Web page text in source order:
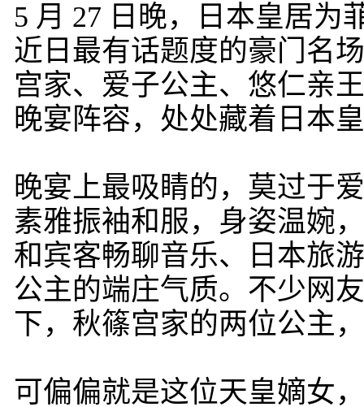
5 月 27 日晚，日本皇居为
近日最有话题度的豪门名
宫家、爱子公主、悠仁亲
晚宴阵容，处处藏着日本
晚宴上最吸睛的，莫过于
素雅振袖和服，身姿温婉
和宾客畅聊音乐、日本旅
公主的端庄气质。不少网
下，秋篠宫家的两位公主
可偏偏就是这位天皇嫡女